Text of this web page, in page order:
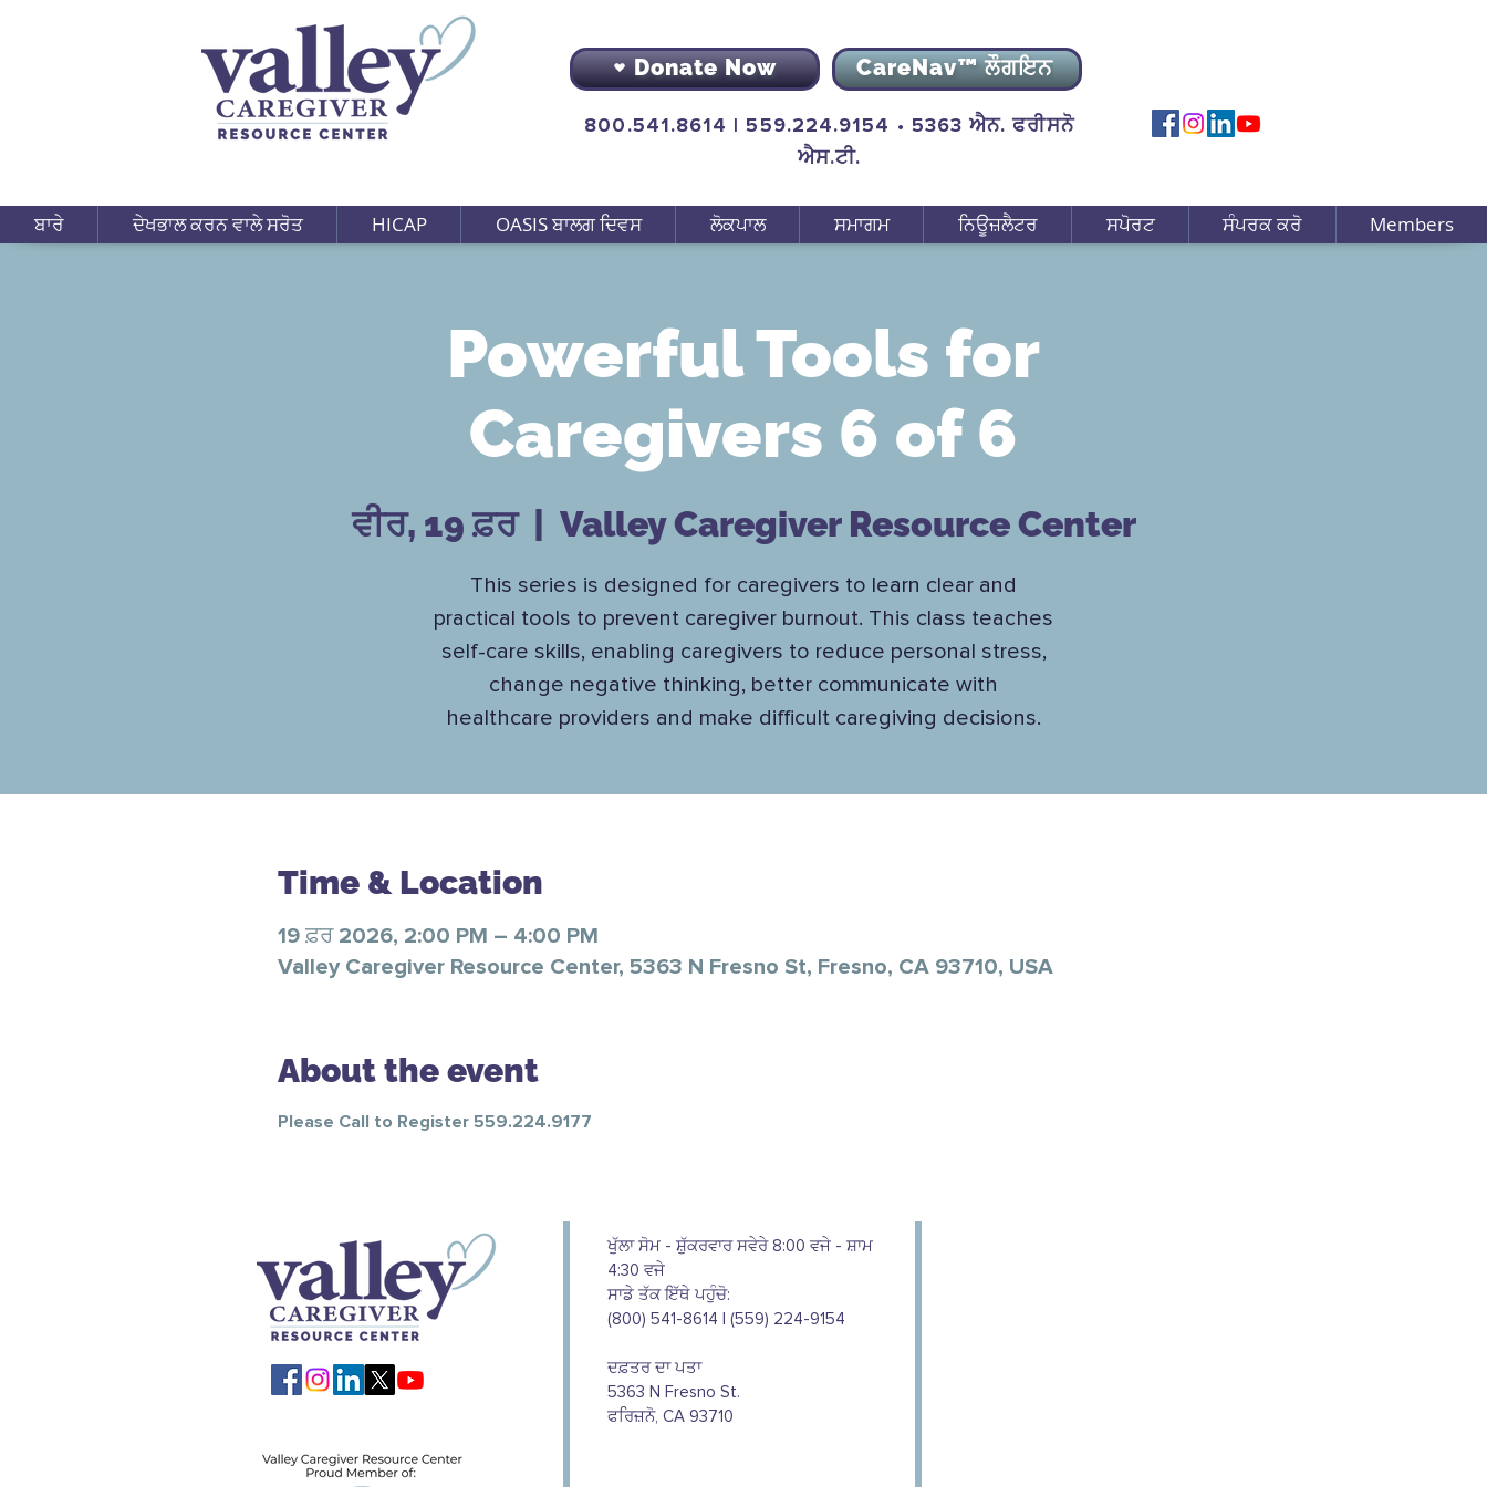
Donate Now CareNav™ ਲੌਗਇਨ
800.541.8614 | 559.224.9154 • 5363 ਐਨ. ਫਰੀਸਨੋ
ਐਸ.ਟੀ.
ਬਾਰੇ ਦੇਖਭਾਲ ਕਰਨ ਵਾਲੇ ਸਰੋਤ HICAP OASIS ਬਾਲਗ ਦਿਵਸ ਲੋਕਪਾਲ ਸਮਾਗਮ ਨਿਊਜ਼ਲੈਟਰ ਸਪੋਰਟ ਸੰਪਰਕ ਕਰੋ Members
Powerful Tools for
Caregivers 6 of 6
ਵੀਰ, 19 ਫ਼ਰ
  |
Valley Caregiver Resource Center
This series is designed for caregivers to learn clear and
practical tools to prevent caregiver burnout. This class teaches
self-care skills, enabling caregivers to reduce personal stress,
change negative thinking, better communicate with
healthcare providers and make difficult caregiving decisions.
Time & Location
19 ਫ਼ਰ 2026, 2:00 PM – 4:00 PM
Valley Caregiver Resource Center, 5363 N Fresno St, Fresno, CA 93710, USA
About the event
Please Call to Register 559.224.9177
ਖੁੱਲਾ ਸੋਮ - ਸ਼ੁੱਕਰਵਾਰ ਸਵੇਰੇ 8:00 ਵਜੇ - ਸ਼ਾਮ
4:30 ਵਜੇ
ਸਾਡੇ ਤੱਕ ਇੱਥੇ ਪਹੁੰਚੋ:
(800) 541-8614 | (559) 224-9154
ਦਫ਼ਤਰ ਦਾ ਪਤਾ
5363 N Fresno St.
ਫਰਿਜ਼ਨੋ, CA 93710